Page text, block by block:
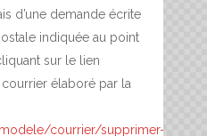
d’une demande écrite
indiquée au point
sur le lien
élaboré par la
courrier/supprimer-